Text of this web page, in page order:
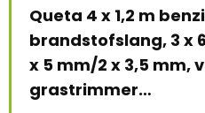
Queta 4 x 1,2 m
brandstofslang, 3 x 6
x 5 mm/2 x 3,5 mm,
grastrimmer…